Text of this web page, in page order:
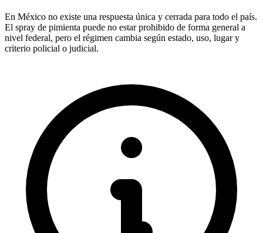
En México no existe una respuesta única y cerrada para todo el país.
El spray de pimienta puede no estar prohibido de forma general a
nivel federal, pero el régimen cambia según estado, uso, lugar y
criterio policial o judicial.